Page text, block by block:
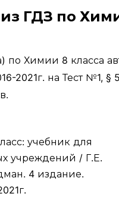
из ГДЗ по
по Химии 8 класса
2021г. на Тест №1, §
учебник для
учреждений / Г.Е.
4 издание.